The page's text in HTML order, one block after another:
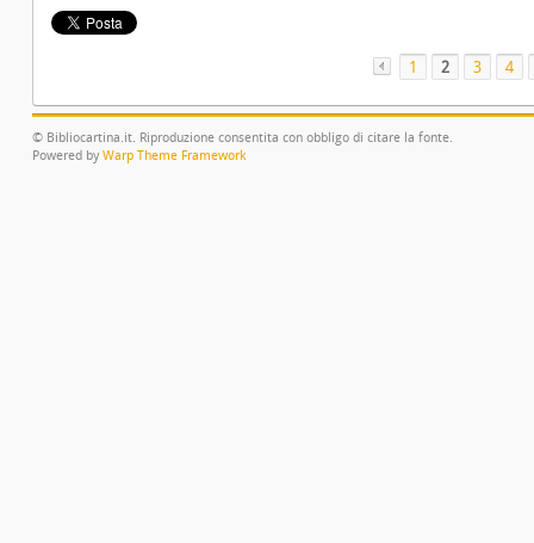
«
1 2 3 4
© Bibliocartina.it. Riproduzione consentita con obbligo di citare la fonte.
Powered by Warp Theme Framework